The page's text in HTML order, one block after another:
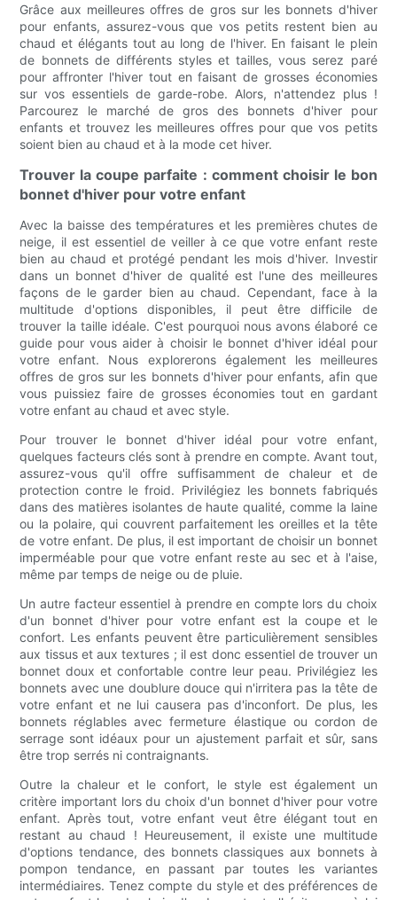
Grâce aux meilleures offres de gros sur les bonnets d'hiver
pour enfants, assurez-vous que vos petits restent bien au
chaud et élégants tout au long de l'hiver. En faisant le plein
de bonnets de différents styles et tailles, vous serez paré
pour affronter l'hiver tout en faisant de grosses économies
sur vos essentiels de garde-robe. Alors, n'attendez plus !
Parcourez le marché de gros des bonnets d'hiver pour
enfants et trouvez les meilleures offres pour que vos petits
soient bien au chaud et à la mode cet hiver.
Trouver la coupe parfaite : comment choisir le bon
bonnet d'hiver pour votre enfant
Avec la baisse des températures et les premières chutes de
neige, il est essentiel de veiller à ce que votre enfant reste
bien au chaud et protégé pendant les mois d'hiver. Investir
dans un bonnet d'hiver de qualité est l'une des meilleures
façons de le garder bien au chaud. Cependant, face à la
multitude d'options disponibles, il peut être difficile de
trouver la taille idéale. C'est pourquoi nous avons élaboré ce
guide pour vous aider à choisir le bonnet d'hiver idéal pour
votre enfant. Nous explorerons également les meilleures
offres de gros sur les bonnets d'hiver pour enfants, afin que
vous puissiez faire de grosses économies tout en gardant
votre enfant au chaud et avec style.
Pour trouver le bonnet d'hiver idéal pour votre enfant,
quelques facteurs clés sont à prendre en compte. Avant tout,
assurez-vous qu'il offre suffisamment de chaleur et de
protection contre le froid. Privilégiez les bonnets fabriqués
dans des matières isolantes de haute qualité, comme la laine
ou la polaire, qui couvrent parfaitement les oreilles et la tête
de votre enfant. De plus, il est important de choisir un bonnet
imperméable pour que votre enfant reste au sec et à l'aise,
même par temps de neige ou de pluie.
Un autre facteur essentiel à prendre en compte lors du choix
d'un bonnet d'hiver pour votre enfant est la coupe et le
confort. Les enfants peuvent être particulièrement sensibles
aux tissus et aux textures ; il est donc essentiel de trouver un
bonnet doux et confortable contre leur peau. Privilégiez les
bonnets avec une doublure douce qui n'irritera pas la tête de
votre enfant et ne lui causera pas d'inconfort. De plus, les
bonnets réglables avec fermeture élastique ou cordon de
serrage sont idéaux pour un ajustement parfait et sûr, sans
être trop serrés ni contraignants.
Outre la chaleur et le confort, le style est également un
critère important lors du choix d'un bonnet d'hiver pour votre
enfant. Après tout, votre enfant veut être élégant tout en
restant au chaud ! Heureusement, il existe une multitude
d'options tendance, des bonnets classiques aux bonnets à
pompon tendance, en passant par toutes les variantes
intermédiaires. Tenez compte du style et des préférences de